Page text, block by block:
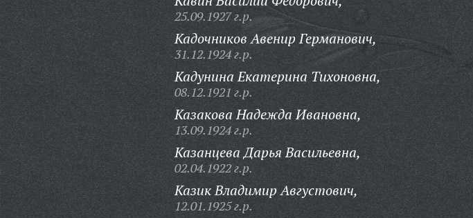
25.09.1927 г.р.
Кадочников Авенир Германович,
31.12.1924 г.р.
Кадунина Екатерина Тихоновна,
08.12.1921 г.р.
Казакова Надежда Ивановна,
13.09.1924 г.р.
Казанцева Дарья Васильевна,
02.04.1922 г.р.
Казик Владимир Августович,
12.01.1925 г.р.